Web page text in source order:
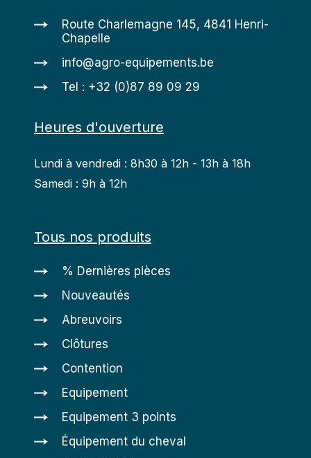
Route Charlemagne 145, 4841 Henri-
Chapelle
info@agro-equipements.be
Tel : +32 (0)87 89 09 29
Heures d'ouverture
Lundi à vendredi : 8h30 à 12h - 13h à 18h
Samedi : 9h à 12h
Tous nos produits
% Dernières pièces
Nouveautés
Abreuvoirs
Clôtures
Contention
Equipement
Equipement 3 points
Équipement du cheval